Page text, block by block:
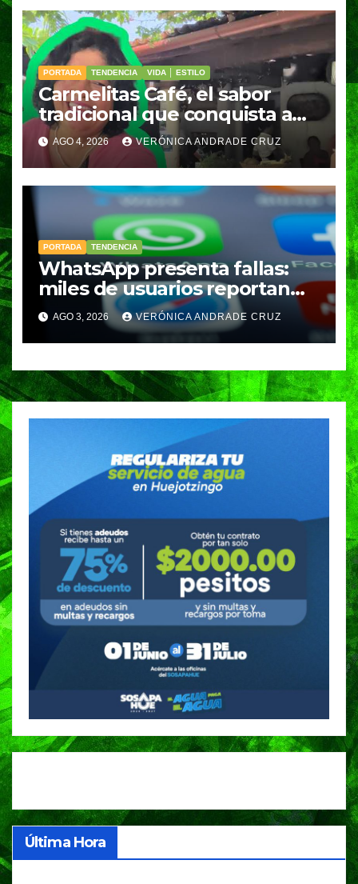
PORTADA TENDENCIA VIDA │ ESTILO
Carmelitas Café, el sabor
tradicional que conquista a
los visitantes de Ixtapa-
Zihuatanejo
AGO 4, 2026 VERÓNICA ANDRADE CRUZ
PORTADA TENDENCIA
WhatsApp presenta fallas:
miles de usuarios reportan
cuentas en “revisión”
AGO 3, 2026 VERÓNICA ANDRADE CRUZ
Última Hora